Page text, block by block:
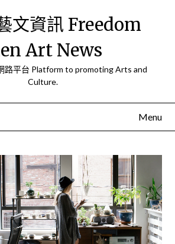
文資訊 Freedom
Art News
路平台 Platform to promoting Arts and
Culture.
Menu